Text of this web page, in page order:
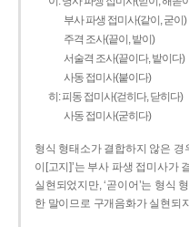
부사 파생 접미사(같이, 굳이)
주격 조사(끝이, 밭이)
서술격 조사(끝이다, 밭이다)
사동 접미사(붙이다)
히: 피동 접미사(걷히다, 닫히다)
사동 접미사(굳히다)
형식 형태소가 결합하지 않은 경
이[고지]’는 부사 파생 접미사가
실현되었지만, ‘곧이어’는 형식
한 말이므로 구개음화가 실현되